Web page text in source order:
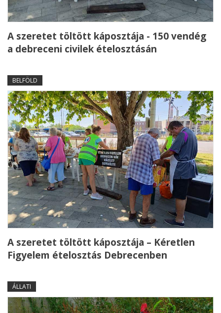
A szeretet töltött káposztája - 150 vendég
a debreceni civilek ételosztásán
BELFÖLD
A szeretet töltött káposztája – Kéretlen
Figyelem ételosztás Debrecenben
ÁLLATI